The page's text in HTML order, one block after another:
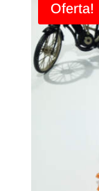
Oferta!